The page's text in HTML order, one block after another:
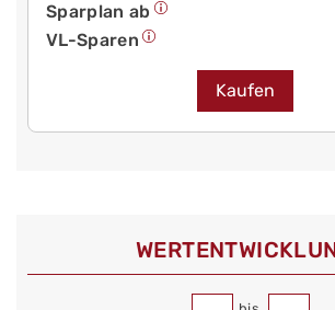
Sparplan ab
VL-Sparen
Kaufen